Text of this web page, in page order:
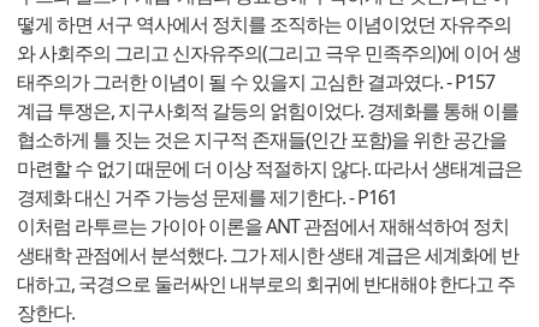
떻게 하면 서구 역사에서 정치를 조직하는 이념이었던 자유주의
와 사회주의 그리고 신자유주의(그리고 극우 민족주의)에 이어 생
태주의가 그러한 이념이 될 수 있을지 고심한 결과였다. - P157
계급 투쟁은, 지구사회적 갈등의 얽힘이었다. 경제화를 통해 이를
협소하게 틀 짓는 것은 지구적 존재들(인간 포함)을 위한 공간을
마련할 수 없기 때문에 더 이상 적절하지 않다. 따라서 생태계급은
경제화 대신 거주 가능성 문제를 제기한다. - P161
이처럼 라투르는 가이아 이론을 ANT 관점에서 재해석하여 정치
생태학 관점에서 분석했다. 그가 제시한 생태 계급은 세계화에 반
대하고, 국경으로 둘러싸인 내부로의 회귀에 반대해야 한다고 주
장한다.